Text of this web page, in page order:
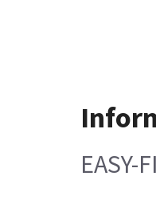
EASY-